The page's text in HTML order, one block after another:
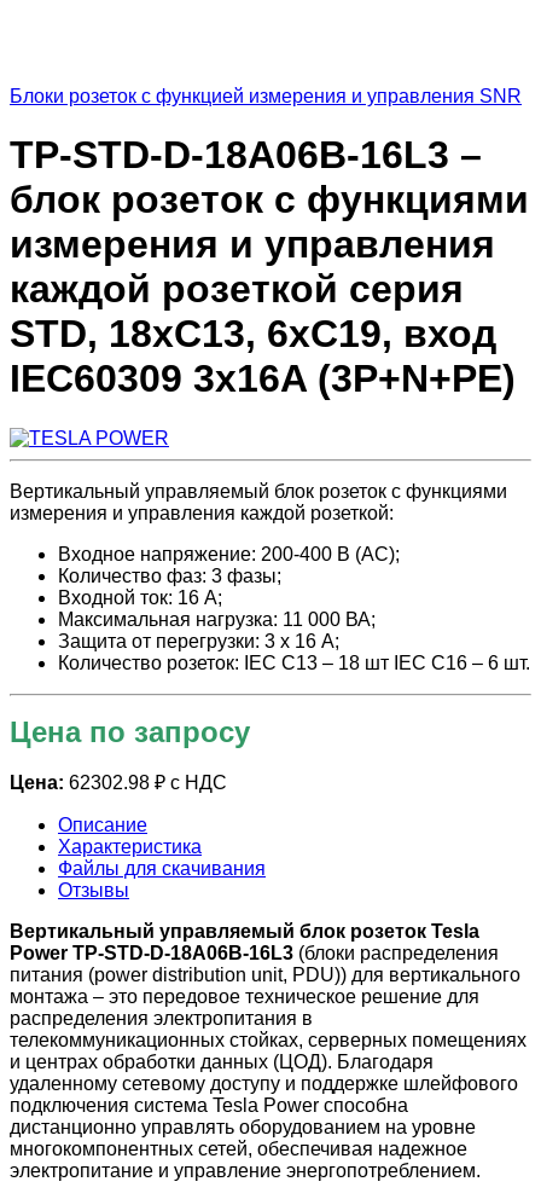
Блоки розеток с функцией измерения и управления SNR
TP-STD-D-18A06B-16L3 –
блок розеток с функциями
измерения и управления
каждой розеткой серия
STD, 18xC13, 6xC19, вход
IEC60309 3x16A (3P+N+PE)
Вертикальный управляемый блок розеток с функциями
измерения и управления каждой розеткой:
Входное напряжение: 200-400 В (AC);
Количество фаз: 3 фазы;
Входной ток: 16 А;
Максимальная нагрузка: 11 000 ВА;
Защита от перегрузки: 3 х 16 А;
Количество розеток: IEC C13 – 18 шт IEC C16 – 6 шт.
Цена по запросу
Цена: 62302.98 ₽ с НДС
Описание
Характеристика
Файлы для скачивания
Отзывы
Вертикальный управляемый блок розеток Tesla
Power TP-STD-D-18A06B-16L3 (блоки распределения
питания (power distribution unit, PDU)) для вертикального
монтажа – это передовое техническое решение для
распределения электропитания в
телекоммуникационных стойках, серверных помещениях
и центрах обработки данных (ЦОД). Благодаря
удаленному сетевому доступу и поддержке шлейфового
подключения система Tesla Power способна
дистанционно управлять оборудованием на уровне
многокомпонентных сетей, обеспечивая надежное
электропитание и управление энергопотреблением.